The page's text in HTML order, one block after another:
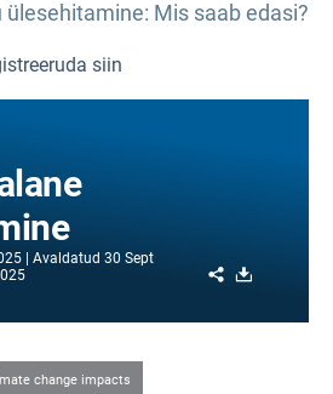
Mis saab edasi?
siin
Avaldatud 30 Sept
Share
change impacts